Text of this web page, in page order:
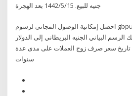
جنيه للبيع. 15‏‏/5‏‏/1442 بعد الهجرة
احصل إمكانية الوصول المجاني لرسوم gbpusd البيانية والأسعار
الرسم البياني الجنيه البريطاني إلى الدولار
تاريخ سعر صرف زوج العملات على مدى عدة
سنوات